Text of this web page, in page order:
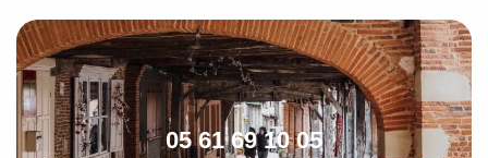
05 61 69 10 05